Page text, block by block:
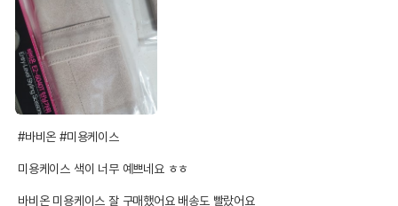
#바비온 #미용케이스
미용케이스 색이 너무 예쁘네요 ㅎㅎ
바비온 미용케이스 잘 구매했어요 배송도 빨랐어요